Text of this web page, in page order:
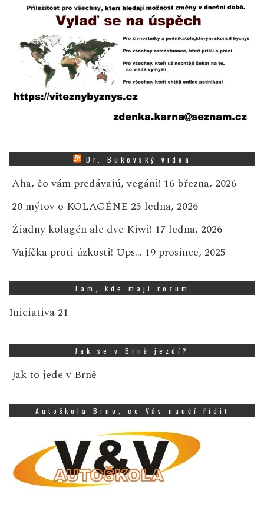
Dr. Bukovský videa
Aha, čo vám predávajú, vegáni! 16 března, 2026
20 mýtov o KOLAGÉNE 25 ledna, 2026
Žiadny kolagén ale dve Kiwi! 17 ledna, 2026
Vajíčka proti úzkosti! Ups… 19 prosince, 2025
Tam, kde mají rozum
Iniciativa 21
Jak se v Brně jezdí?
Jak to jede v Brně
Autoškola Brno, co Vás naučí řídit